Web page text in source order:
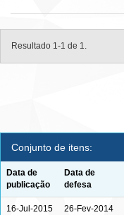
Resultado 1-1 de 1.
Conjunto de itens:
Data de
publicação
Data de
defesa
16-Jul-2015 26-Fev-2014